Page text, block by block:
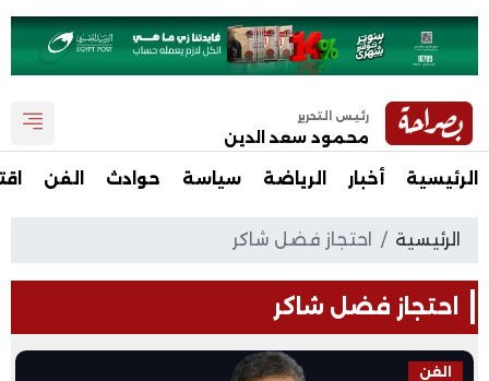
رئيس التحرير
محمود سعد الدين
الرئيسية أخبار الرياضة سياسة حوادث الفن
الرئيسية احتجاز فضل شاكر
احتجاز فضل شاكر
الفن